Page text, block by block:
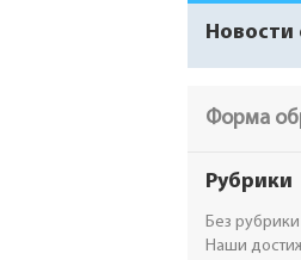
Новости
Форма
Рубрики
Без рубрики
Наши